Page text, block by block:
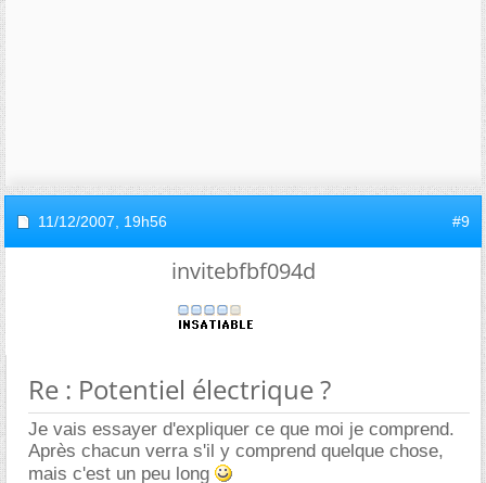
11/12/2007, 19h56 #9
invitebfbf094d
Re : Potentiel électrique ?
Je vais essayer d'expliquer ce que moi je comprend.
Après chacun verra s'il y comprend quelque chose,
mais c'est un peu long